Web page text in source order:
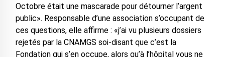
Octobre était une mascarade pour détourner l’argent
public». Responsable d’une association s’occupant de
ces questions, elle affirme : «j’ai vu plusieurs dossiers
rejetés par la CNAMGS soi-disant que c’est la
Fondation qui s’en occupe, alors qu’à l’hôpital vous ne